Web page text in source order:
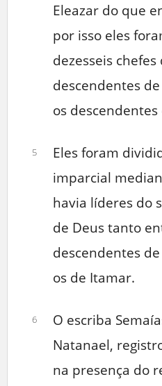
Eleazar do que
por isso eles
dezesseis
descendentes
os
5
Eles foram
imparcial
havia líderes do
de Deus tanto
descendentes
os de Itamar.
6
O escriba
Natanael,
na presença do